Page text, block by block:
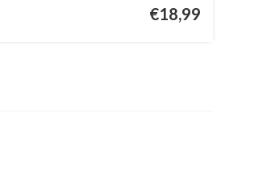
€18,99